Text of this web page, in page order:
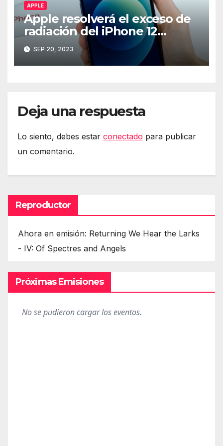
APPLE
Apple resolverá el exceso de
radiación del iPhone 12
mediante software
SEP 20, 2023
Deja una respuesta
Lo siento, debes estar conectado para publicar
un comentario.
Reproductor
Ahora en emisión: Returning We Hear the Larks
- IV: Of Spectres and Angels
Próximas Emisiones